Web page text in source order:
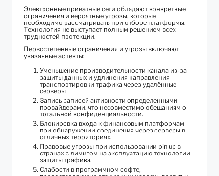
Электронные приватные сети обладают конкретные
ограничения и вероятные угрозы, которые
необходимо рассматривать при отборе платформы.
Технология не выступает полным решением всех
трудностей протекции.
Первостепенные ограничения и угрозы включают
указанные аспекты:
Уменьшение производительности канала из-за
защиты данных и удлинения направления
транспортировки трафика через удалённые
серверы.
Запись записей активности определенными
провайдерами, что несовместимо обещаниям о
тотальной конфиденциальности.
Блокировка входа к финансовым платформам
при обнаружении соединения через серверы в
отличных территориях.
Правовые угрозы при использовании pin up в
странах с лимитом на эксплуатацию технологии
защиты трафика.
Слабости в программном софте,